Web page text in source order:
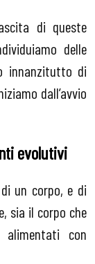
di queste
delle
innanzitutto di
dall’avvio
evolutivi
un corpo, e di
sia il corpo che
con